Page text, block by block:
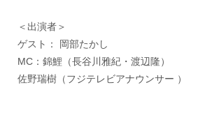
＜出演者＞
ゲスト： 岡部たかし
MC：錦鯉（長谷川雅紀・渡辺隆）
佐野瑞樹（フジテレビアナウンサー ）